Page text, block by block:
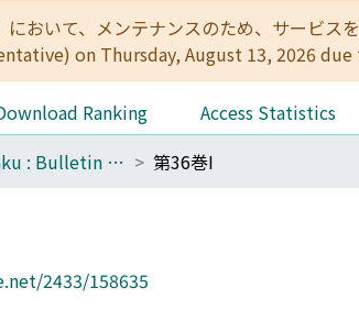
において、メンテナンスのため、サービ
on Thursday, August 13, 2026
Ranking Access Statistics
Botyu-Kagaku : Bulletin of the Institute of Insect Control : Scientific insect control : Scientific pest control 第36巻I
2433/158635